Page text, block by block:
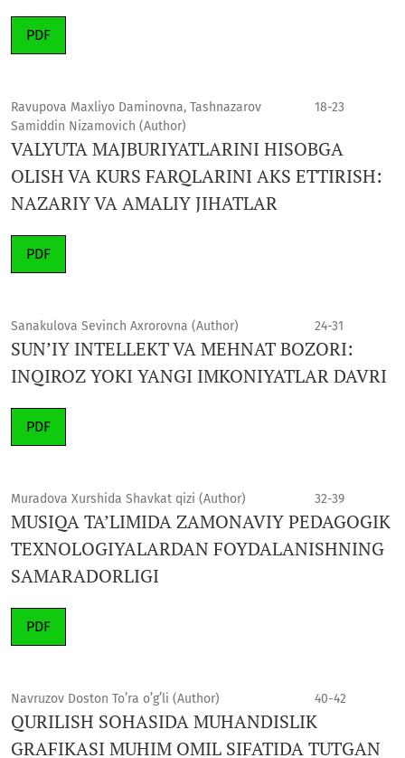
PDF
Ravupova Maxliyo Daminovna, Tashnazarov
Samiddin Nizamovich (Author)
18-23
VALYUTA MAJBURIYATLARINI HISOBGA
OLISH VA KURS FARQLARINI AKS ETTIRISH:
NAZARIY VA AMALIY JIHATLAR
PDF
Sanakulova Sevinch Axrorovna (Author) 24-31
SUN’IY INTELLEKT VA MEHNAT BOZORI:
INQIROZ YOKI YANGI IMKONIYATLAR DAVRI
PDF
Muradova Xurshida Shavkat qizi (Author) 32-39
MUSIQA TA’LIMIDA ZAMONAVIY PEDAGOGIK
TEXNOLOGIYALARDAN FOYDALANISHNING
SAMARADORLIGI
PDF
Navruzov Doston To’ra o’g’li (Author) 40-42
QURILISH SOHASIDA MUHANDISLIK
GRAFIKASI MUHIM OMIL SIFATIDA TUTGAN